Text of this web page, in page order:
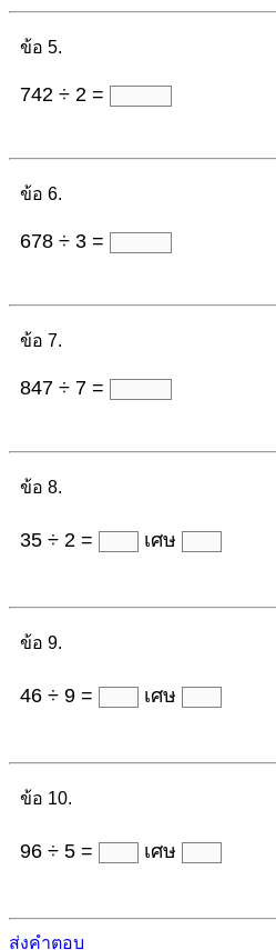
ข้อ 5.
742 ÷ 2 =
ข้อ 6.
678 ÷ 3 =
ข้อ 7.
847 ÷ 7 =
ข้อ 8.
35 ÷ 2 = เศษ
ข้อ 9.
46 ÷ 9 = เศษ
ข้อ 10.
96 ÷ 5 = เศษ
ส่งคำตอบ